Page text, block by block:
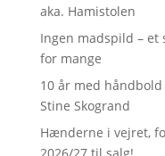
aka. Hamistolen
Ingen madspild –
for mange
10 år med
Stine Skogrand
Hænderne i vejret,